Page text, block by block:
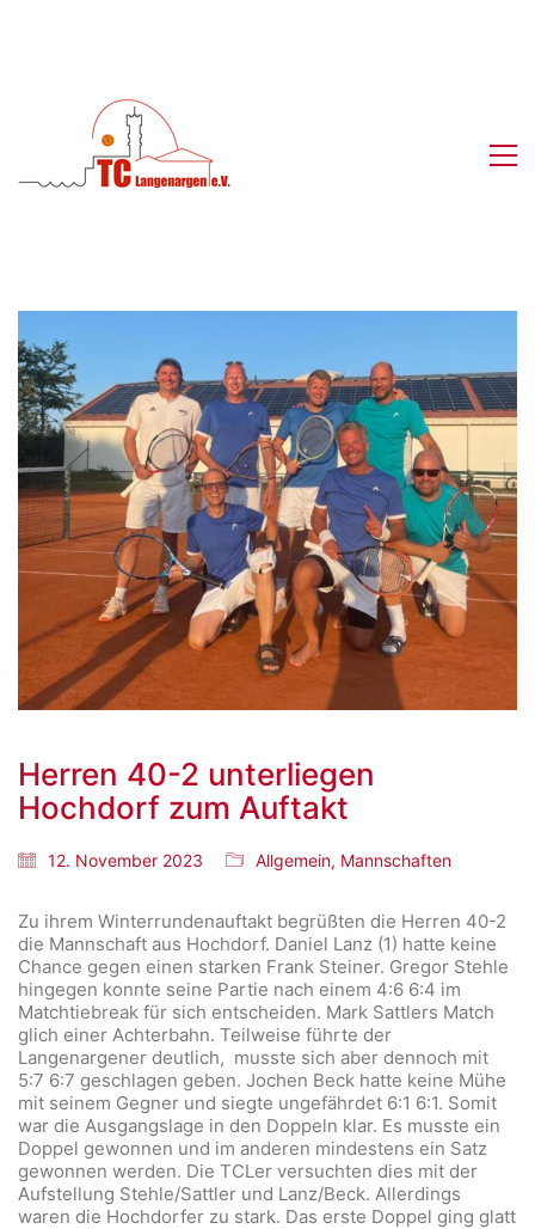
Herren 40-2 unterliegen
Hochdorf zum Auftakt
12. November 2023 Allgemein, Mannschaften
Zu ihrem Winterrundenauftakt begrüßten die Herren 40-2
die Mannschaft aus Hochdorf. Daniel Lanz (1) hatte keine
Chance gegen einen starken Frank Steiner. Gregor Stehle
hingegen konnte seine Partie nach einem 4:6 6:4 im
Matchtiebreak für sich entscheiden. Mark Sattlers Match
glich einer Achterbahn. Teilweise führte der
Langenargener deutlich, musste sich aber dennoch mit
5:7 6:7 geschlagen geben. Jochen Beck hatte keine Mühe
mit seinem Gegner und siegte ungefährdet 6:1 6:1. Somit
war die Ausgangslage in den Doppeln klar. Es musste ein
Doppel gewonnen und im anderen mindestens ein Satz
gewonnen werden. Die TCLer versuchten dies mit der
Aufstellung Stehle/Sattler und Lanz/Beck. Allerdings
waren die Hochdorfer zu stark. Das erste Doppel ging glatt